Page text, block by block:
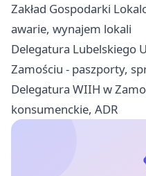
Zakład Gospodarki
awarie, wynajem lokali
Delegatura Lubelskiego
Zamościu - paszporty,
Delegatura WIIH w
konsumenckie, ADR